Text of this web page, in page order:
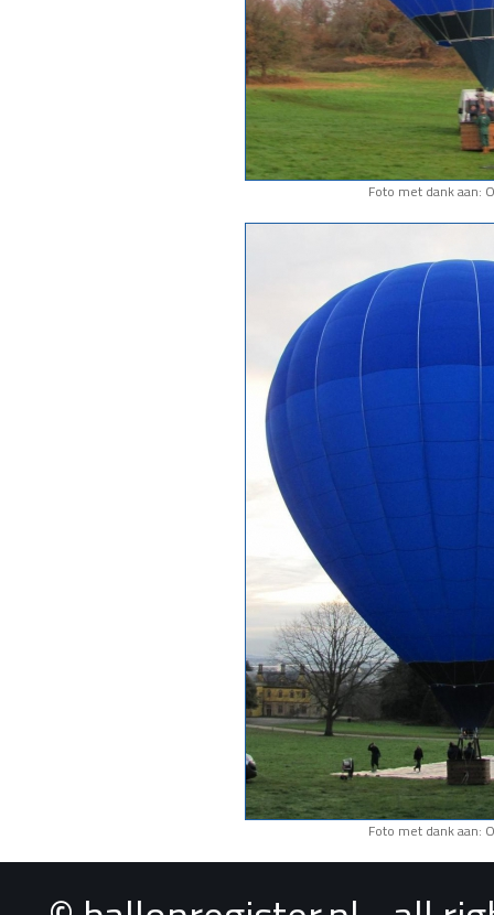
Foto met dank aan:
Foto met dank aan: